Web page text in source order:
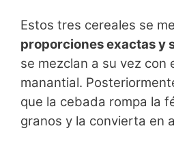
Estos tres cereales se
proporciones exactas y
se mezclan a su vez con
manantial.
que la cebada rompa la
granos y la convierta en